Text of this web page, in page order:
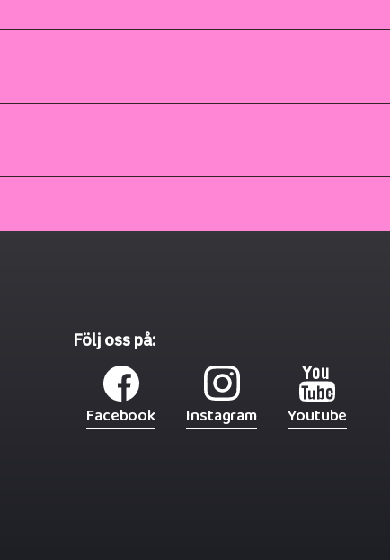
Följ oss på:
Facebook Instagram Youtube